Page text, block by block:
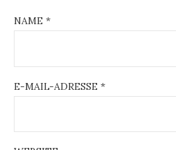
NAME *
E-MAIL-ADRESSE *